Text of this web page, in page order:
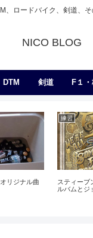
、ロードバイク、剣道、そ
NICO BLOG
DTM 剣道 F１
リジナル曲
練習
スティー
ルバムとジ